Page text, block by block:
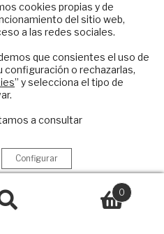
Exterior
de Política Exterior
Ideas
Análisis de Política
reservados
y de Cookies
0
KIT Digital. Plan de
y Resiliencia de
EU.​​
cookies propias y de
del sitio web,
a las redes sociales.
que consientes el uso de
configuración o rechazarlas,
” y selecciona el tipo de
a consultar
Configurar
boletín electrónico y
mejor análisis